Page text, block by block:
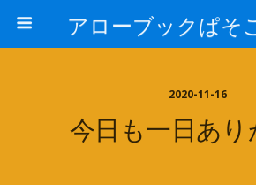
アローブックぱそ
2020-11-16
今日も一日あり